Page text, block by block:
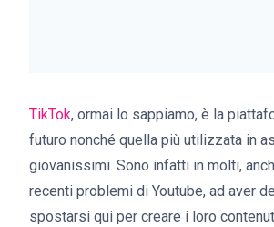
TikTok, ormai lo sappiamo, è la
futuro nonché quella più utilizzata in
giovanissimi. Sono infatti in molti,
recenti problemi di Youtube, ad aver
spostarsi qui per creare i loro